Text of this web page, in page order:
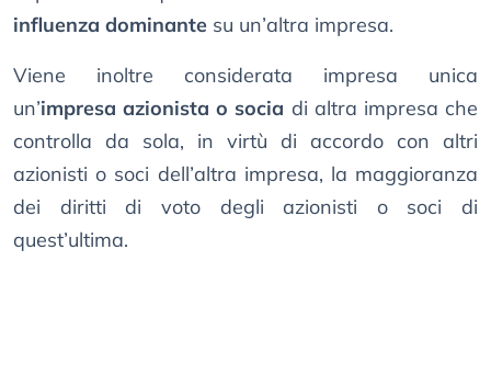
influenza dominante su un’altra impresa.
Viene inoltre considerata impresa unica
un’impresa azionista o socia di altra impresa che
controlla da sola, in virtù di accordo con altri
azionisti o soci dell’altra impresa, la maggioranza
dei diritti di voto degli azionisti o soci di
quest’ultima.